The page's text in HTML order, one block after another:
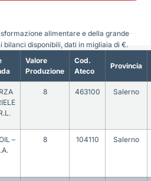
Valore
Produzione
Cod.
Ateco
Provincia
8 463100 Salerno
–
8 104110 Salerno
alimentare e della grande
disponibili, dati in migliaia di €.